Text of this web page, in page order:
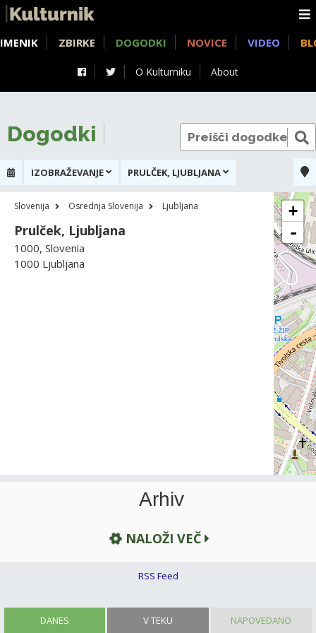
O Kulturniku About
IMENIK ZBIRKE DOGODKI NOVICE VIDEO
DANES V TEKU NAPOVEDANO
Dogodki
IZOBRAŽEVANJE PRULČEK, LJUBLJANA
Slovenija Osrednja Slovenija Ljubljana
Prulček, Ljubljana
1000, Slovenia
1000 Ljubljana
+
-
Arhiv
NALOŽI VEČ
RSS Feed